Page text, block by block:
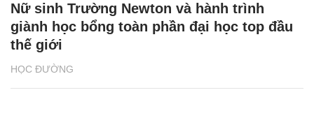
HỌC ĐƯỜNG
Nữ sinh Trường Newton và hành trình
giành học bổng toàn phần đại học top đầu
thế giới